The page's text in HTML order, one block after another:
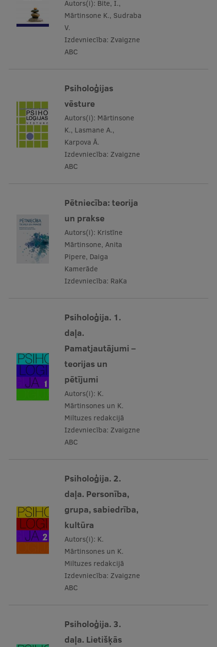
Autors(i): Bite, I.,
Mārtinsone K., Sudraba
V.
Izdevniecība: Zvaigzne
ABC
Psiholoģijas
vēsture
Autors(i): Mārtinsone
K., Lasmane A.,
Karpova Ā.
Izdevniecība: Zvaigzne
ABC
Pētniecība: teorija
un prakse
Autors(i): Kristīne
Mārtinsone, Anita
Pipere, Daiga
Kamerāde
Izdevniecība: RaKa
Psiholoģija. 1.
daļa.
Pamatjautājumi –
teorijas un
pētījumi
Autors(i): K.
Mārtinsones un K.
Miltuzes redakcijā
Izdevniecība: Zvaigzne
ABC
Psiholoģija. 2.
daļa. Personība,
grupa, sabiedrība,
kultūra
Autors(i): K.
Mārtinsones un K.
Miltuzes redakcijā
Izdevniecība: Zvaigzne
ABC
Psiholoģija. 3.
daļa. Lietišķās